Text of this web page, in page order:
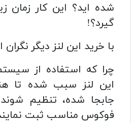
شده اید؟ این کار زمان
گیرد؟!
با خرید این لنز دیگر
چرا که استفاده از
این لنز سبب شده تا
جابجا شده، تنظیم
فوکوس مناسب ثبت